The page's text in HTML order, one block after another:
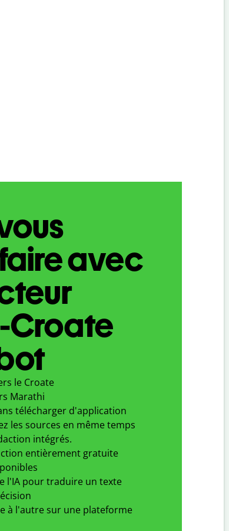
avec
Croate
le Croate
Marathi
télécharger d'application
les sources en même temps
intégrés.
entièrement gratuite
l'IA pour traduire un texte
à l'autre sur une plateforme